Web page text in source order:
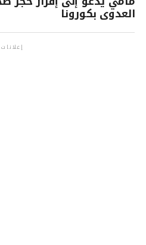
العدوى بكورونا
إعلانات